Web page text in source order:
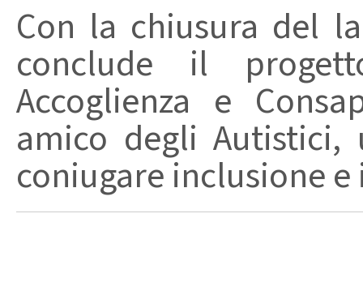
Con la chiusura del
conclude il
Accoglienza e
amico degli Autistici,
coniugare inclusione